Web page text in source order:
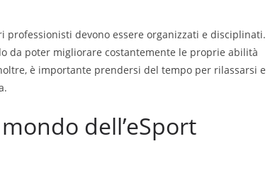
devono essere organizzati e disciplinati.
da poter migliorare costantemente le proprie abilità
è importante prendersi del tempo per rilassarsi e
dell’eSport